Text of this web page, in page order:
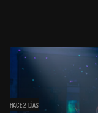
HACE 2 DÍAS